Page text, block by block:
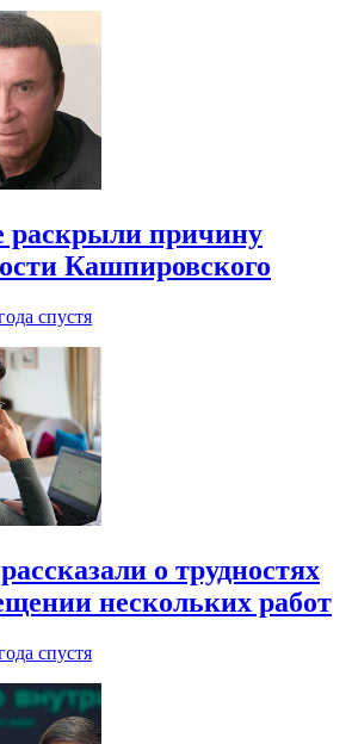
раскрыли причину
Кашпировского
спустя
о трудностях
нескольких работ
спустя